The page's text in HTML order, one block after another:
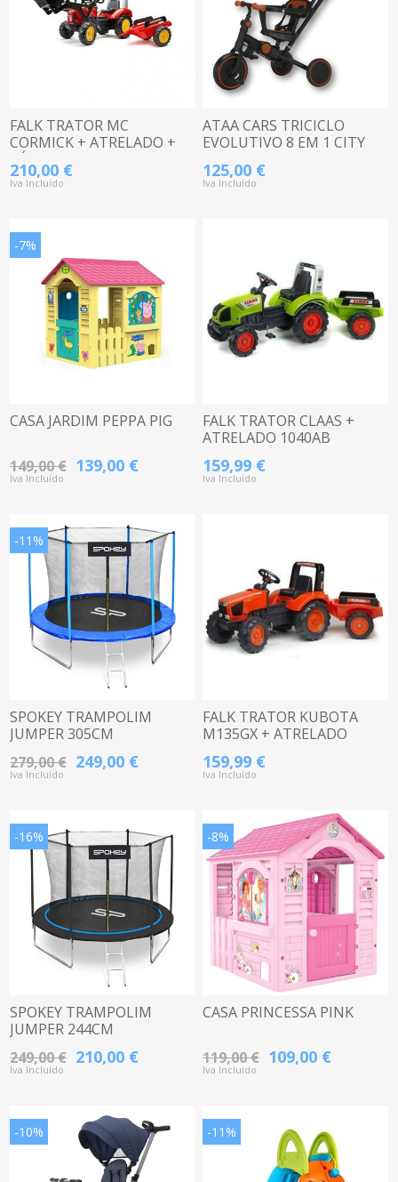
FALK TRATOR MC
CORMICK + ATRELADO +
PÁ 3020AM
210,00 €
Iva Incluído
ATAA CARS TRICICLO
EVOLUTIVO 8 EM 1 CITY
125,00 €
Iva Incluído
-7%
CASA JARDIM PEPPA PIG
149,00 € 139,00 €
Iva Incluído
FALK TRATOR CLAAS +
ATRELADO 1040AB
159,99 €
Iva Incluído
-11%
SPOKEY TRAMPOLIM
JUMPER 305CM
279,00 € 249,00 €
Iva Incluído
FALK TRATOR KUBOTA
M135GX + ATRELADO
159,99 €
Iva Incluído
-16%
SPOKEY TRAMPOLIM
JUMPER 244CM
249,00 € 210,00 €
Iva Incluído
-8%
CASA PRINCESSA PINK
119,00 € 109,00 €
Iva Incluído
-10% -11%